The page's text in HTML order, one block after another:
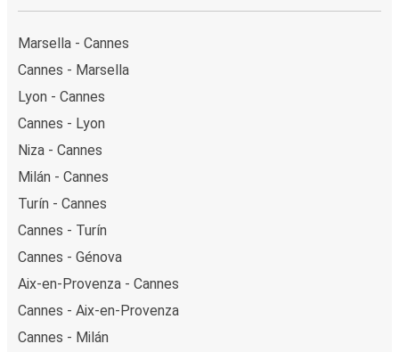
Marsella - Cannes
Cannes - Marsella
Lyon - Cannes
Cannes - Lyon
Niza - Cannes
Milán - Cannes
Turín - Cannes
Cannes - Turín
Cannes - Génova
Aix-en-Provenza - Cannes
Cannes - Aix-en-Provenza
Cannes - Milán